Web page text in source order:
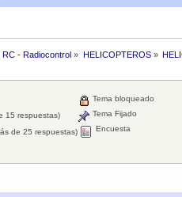
- Radiocontrol » HELICOPTEROS»
15 respuestas)
de 25 respuestas)
Tema bloqueado
Tema Fijado
Encuesta